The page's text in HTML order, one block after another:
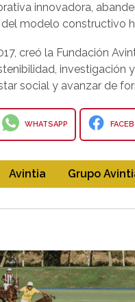
innovadora,
modelo constructivo
creó la Fundación
investigación
social y avanzar de
WHATSAPP
Avintia Grupo